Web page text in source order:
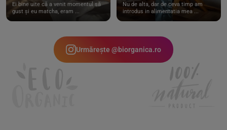
Ei bine uite că a venit momentul să
gust și eu matcha, eram ...
Nu de alta, dar de ceva timp am
introdus in alimentatia mea ...
Urmărește @biorganica.ro